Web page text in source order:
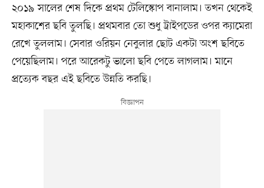
২০১৯ সালের শেষ দিকে প্রথম টেলিস্কোপ বানালাম। তখন থেকেই
মহাকাশের ছবি তুলছি। প্রথমবার তো শুধু ট্রাইপডের ওপর ক্যামেরা
রেখে তুললাম। সেবার ওরিয়ন নেবুলার ছোট একটা অংশ ছবিতে
পেয়েছিলাম। পরে আরেকটু ভালো ছবি পেতে লাগলাম। মানে
প্রত্যেক বছর এই ছবিতে উন্নতি করছি।